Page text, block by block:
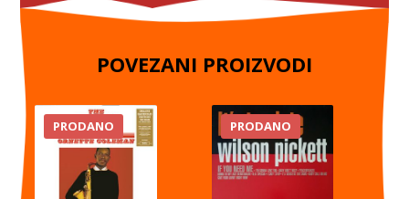
POVEZANI PROIZVODI
PRODANO PRODANO